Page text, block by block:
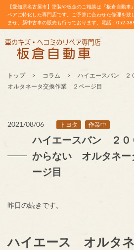
【愛知県名古屋市】塗装や板金のご相談は『板倉自動
ペアに特化した専門店です。ご予算に合わせた修理を致
ませ。新中古車の販売も行っております。電話：052-
トップ コラム
ハイエースバン ２
オルタネータ交換作業 ２ページ目
2021/08/06 トヨタ 作業中
ハイエースバン ２
からない オルタネ
ージ目
昨日の続きです。
ハイエース オルタ